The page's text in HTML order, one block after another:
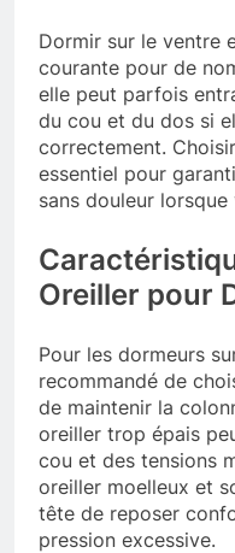
Dormir sur le ventre
courante pour de
elle peut parfois
du cou et du dos si
correctement.
essentiel pour
sans douleur
Oreiller pour
Pour les dormeurs
recommandé de
de maintenir la
oreiller trop épais
cou et des tensions
oreiller moelleux et
tête de reposer
pression excessive.